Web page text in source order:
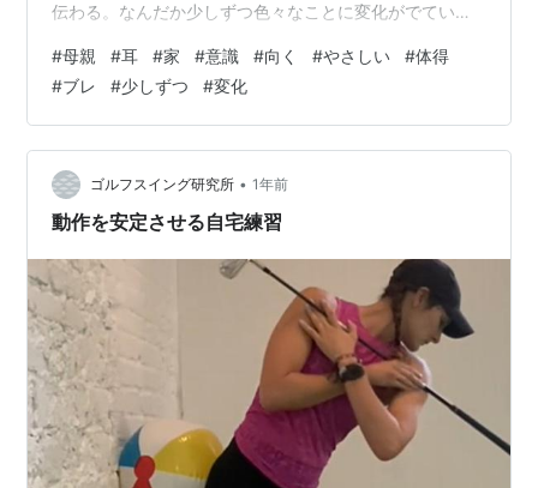
伝わる。なんだか少しずつ色々なことに変化がでている
#母親 #耳 #家 #意識 #向く #やさしい #体得
#ブレ #少しずつ #変化
ゴルフスイング研究所 • 1年前
動作を安定させる自宅練習